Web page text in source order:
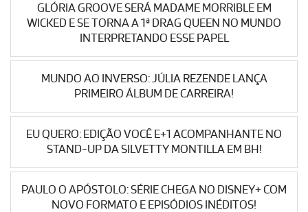
GLÓRIA GROOVE SERÁ MADAME MORRIBLE EM
WICKED E SE TORNA A 1ª DRAG QUEEN NO MUNDO
INTERPRETANDO ESSE PAPEL
MUNDO AO INVERSO: JÚLIA REZENDE LANÇA
PRIMEIRO ÁLBUM DE CARREIRA!
EU QUERO: EDIÇÃO VOCÊ E+1 ACOMPANHANTE NO
STAND-UP DA SILVETTY MONTILLA EM BH!
PAULO O APÓSTOLO: SÉRIE CHEGA NO DISNEY+ COM
NOVO FORMATO E EPISÓDIOS INÉDITOS!